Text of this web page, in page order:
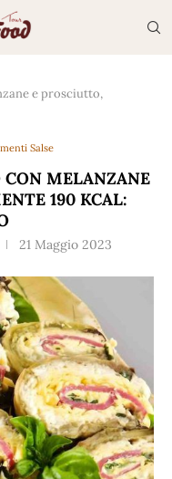
e prosciutto,
Salse
CON MELANZANE
190 KCAL:
21 Maggio 2023